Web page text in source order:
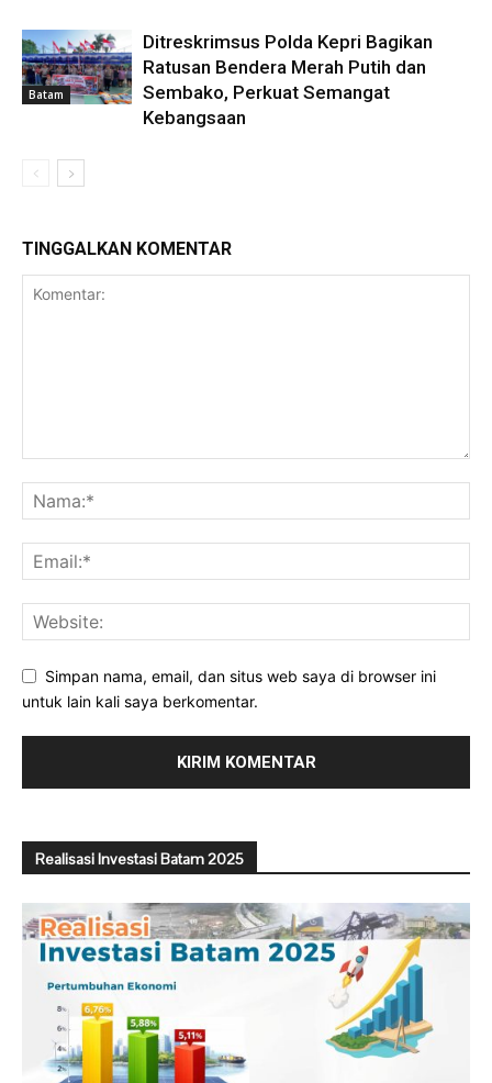
Batam
Ditreskrimsus Polda Kepri Bagikan
Ratusan Bendera Merah Putih dan
Sembako, Perkuat Semangat
Kebangsaan
TINGGALKAN KOMENTAR
Simpan nama, email, dan situs web saya di browser ini
untuk lain kali saya berkomentar.
Realisasi Investasi Batam 2025